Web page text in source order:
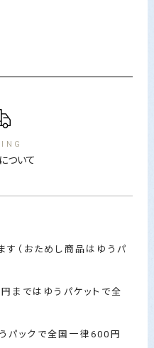
ついて
す（おためし商品はゆうパ
まではゆうパケットで全
パックで全国一律600円